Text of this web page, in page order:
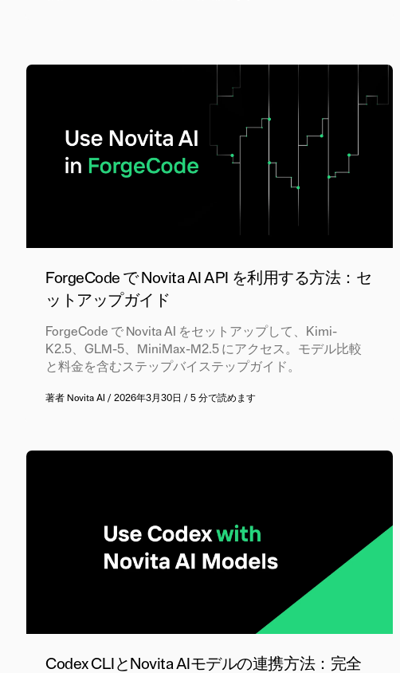
ForgeCode で Novita AI API を利用する方法：セ
ットアップガイド
ForgeCode で Novita AI をセットアップして、Kimi-
K2.5、GLM-5、MiniMax-M2.5 にアクセス。モデル比較
と料金を含むステップバイステップガイド。
著者 Novita AI / 2026年3月30日 / 5 分で読めます
Codex CLIとNovita AIモデルの連携方法：完全